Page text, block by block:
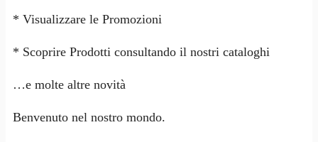
* Visualizzare le Promozioni
* Scoprire Prodotti consultando il nostri cataloghi
…e molte altre novità
Benvenuto nel nostro mondo.